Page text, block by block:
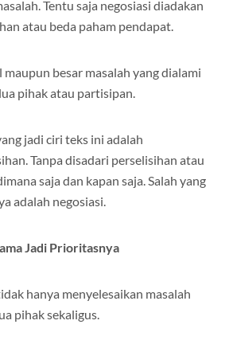
Tentu saja negosiasi diadakan
atau beda paham pendapat.
maupun besar masalah yang dialami
pihak atau partisipan.
jadi ciri teks ini adalah
Tanpa disadari perselisihan atau
saja dan kapan saja. Salah yang
adalah negosiasi.
Jadi Prioritasnya
hanya menyelesaikan masalah
pihak sekaligus.